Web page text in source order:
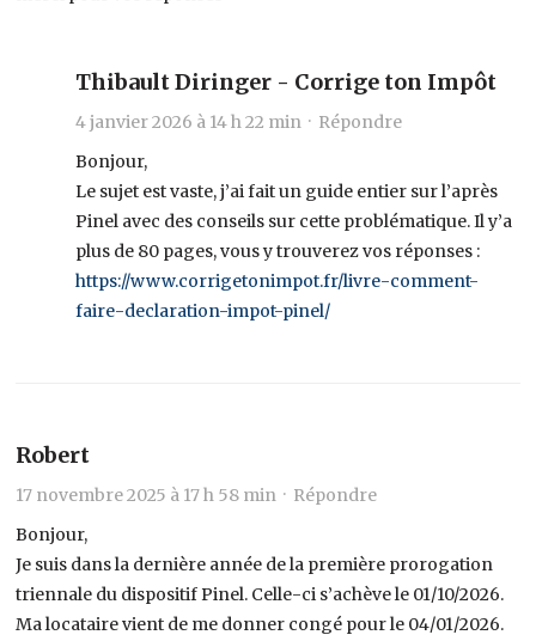
Thibault Diringer - Corrige ton Impôt
4 janvier 2026 à 14 h 22 min · Répondre
Bonjour,
Le sujet est vaste, j’ai fait un guide entier sur l’après
Pinel avec des conseils sur cette problématique. Il y’a
plus de 80 pages, vous y trouverez vos réponses :
https://www.corrigetonimpot.fr/livre-comment-
faire-declaration-impot-pinel/
Robert
17 novembre 2025 à 17 h 58 min · Répondre
Bonjour,
Je suis dans la dernière année de la première prorogation
triennale du dispositif Pinel. Celle-ci s’achève le 01/10/2026.
Ma locataire vient de me donner congé pour le 04/01/2026.